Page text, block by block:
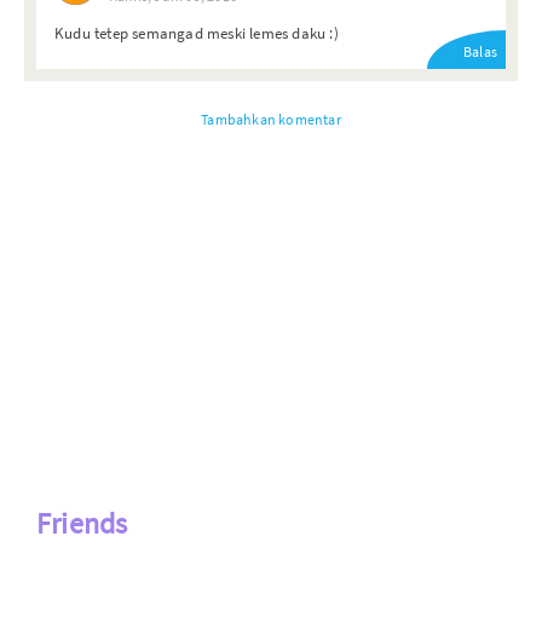
Kudu tetep semangad meski lemes daku :)
Balas
Tambahkan komentar
Friends